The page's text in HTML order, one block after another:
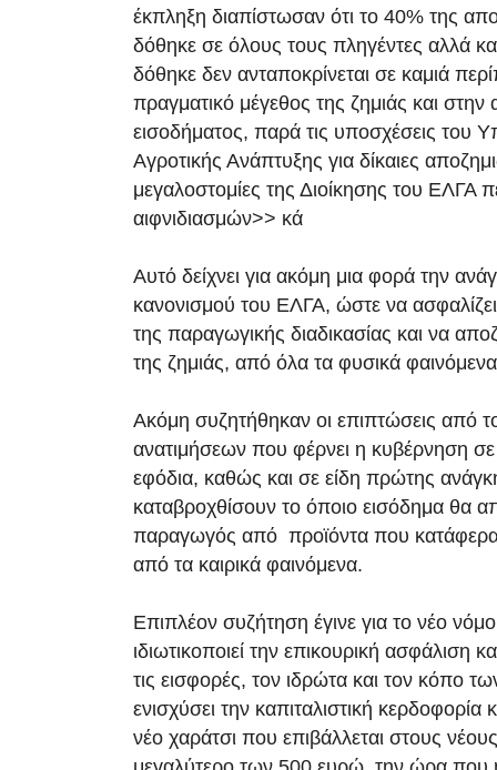
έκπληξη διαπίστωσαν ότι το 40% της
δόθηκε σε όλους τους πληγέντες αλλά
δόθηκε δεν ανταποκρίνεται σε καμιά
πραγματικό μέγεθος της ζημιάς και στην
εισοδήματος, παρά τις υποσχέσεις του
Αγροτικής Ανάπτυξης για δίκαιες
μεγαλοστομίες της Διοίκησης του ΕΛΓΑ
αιφνιδιασμών>> κά
Αυτό δείχνει για ακόμη μια φορά την
κανονισμού του ΕΛΓΑ, ώστε να
της παραγωγικής διαδικασίας και να
της ζημιάς, από όλα τα φυσικά φαινόμενα
Ακόμη συζητήθηκαν οι επιπτώσεις από
ανατιμήσεων που φέρνει η κυβέρνηση
εφόδια, καθώς και σε είδη πρώτης
καταβροχθίσουν το όποιο εισόδημα θα
παραγωγός από προϊόντα που
από τα καιρικά φαινόμενα.
Επιπλέον συζήτηση έγινε για το νέο
ιδιωτικοποιεί την επικουρική ασφάλιση
τις εισφορές, τον ιδρώτα και τον κόπο
ενισχύσει την καπιταλιστική
νέο χαράτσι που επιβάλλεται στους